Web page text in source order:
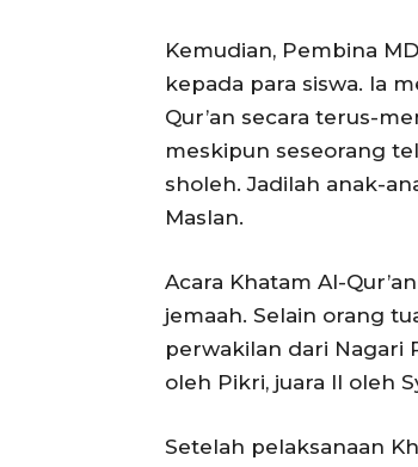
Kemudian, Pembina
kepada para siswa. Ia
Qur’an secara terus-
meskipun seseorang
sholeh. Jadilah anak-
Maslan.
Acara Khatam Al-
jemaah. Selain orang
perwakilan dari Nagari
oleh Pikri, juara II oleh
Setelah pelaksanaan